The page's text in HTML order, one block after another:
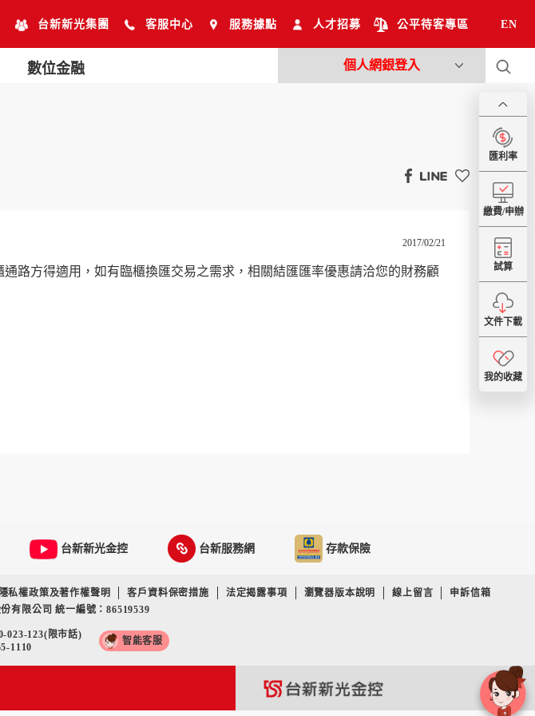
數位金融 個人網銀登入
匯利率
繳費/申辦
試算
文件下載
我的收藏
台新新光集團 客服中心 服務據點 人才招募 公平待客專區 EN
2017/02/21
路方得適用，如有臨櫃換匯交易之需求，相關結匯匯率優惠請洽您的財務顧
台新新光金控 台新服務網 存款保險
隱私權政策及著作權聲明 客戶資料保密措施 法定揭露事項 瀏覽器版本說明 線上留言
申訴信箱
有限公司 統一編號：86519539
023-123(限市話)
1110
智能客服